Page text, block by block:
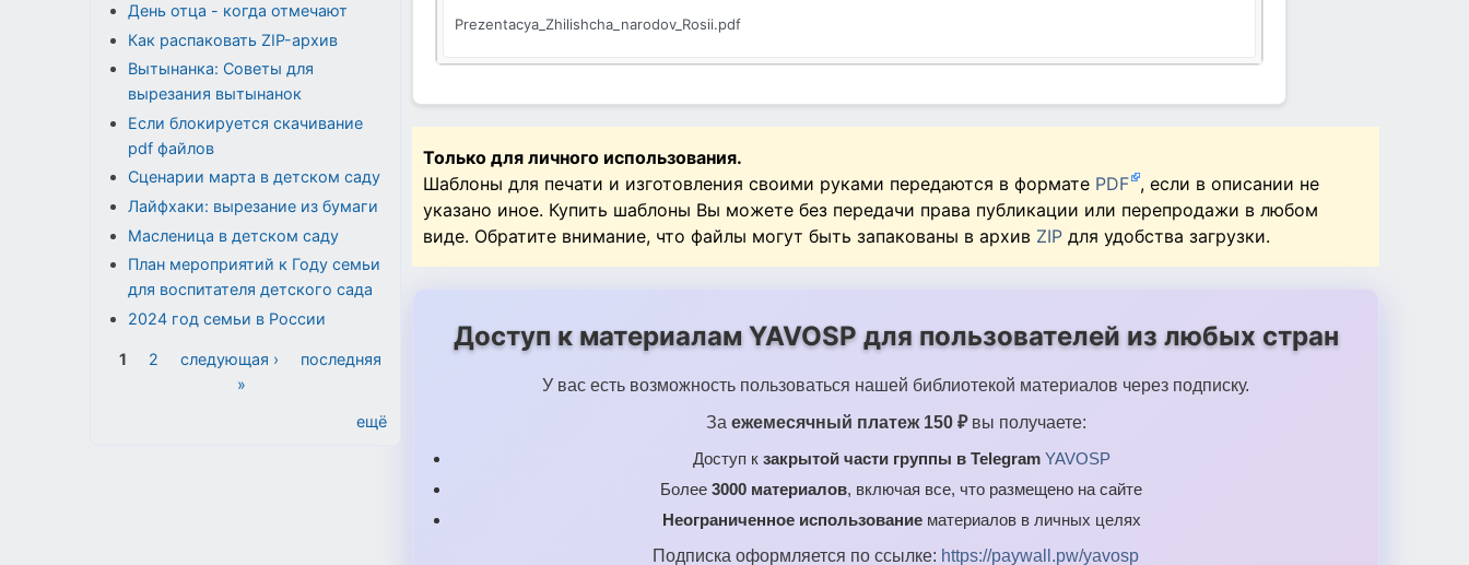
Prezentacya_Zhilishcha_narodov_Rosii.pdf
Только для личного использования.
Шаблоны для печати и изготовления своими руками передаются в формате PDF , если в описании не
указано иное. Купить шаблоны Вы можете без передачи права публикации или перепродажи в любом
виде. Обратите внимание, что файлы могут быть запакованы в архив ZIP для удобства загрузки.
Доступ к материалам YAVOSP для пользователей из любых стран
У вас есть возможность пользоваться нашей библиотекой материалов через подписку.
За ежемесячный платеж 150 ₽вы получаете:
Доступ к закрытой части группы в Telegram YAVOSP
Более 3000 материалов, включая все, что размещено на сайте
Неограниченное использованиематериалов в личных целях
Подписка оформляется по ссылке: https://paywall.pw/yavosp
День отца - когда отмечают
Как распаковать ZIP-архив
Вытынанка: Советы для
вырезания вытынанок
Если блокируется скачивание
pdf файлов
Сценарии марта в детском саду
Лайфхаки: вырезание из бумаги
Масленица в детском саду
План мероприятий к Году семьи
для воспитателя детского сада
2024 год семьи в России
Страницы
1 2 следующая ›
последняя
»
ещё